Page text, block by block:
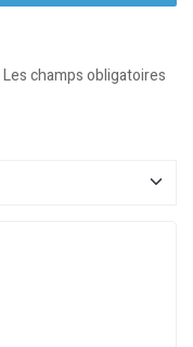
Les champs obligatoires